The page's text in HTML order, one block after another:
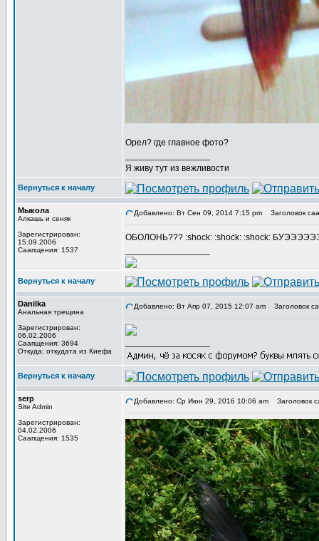
Орел? где главное фото?
Я живу тут из вежливости
Вернуться к началу
Мыкола
Алкашь и сеняк
Зарегистрирован:
15.09.2006
Саапщения: 1537
Добавлено: Вт Сен 09, 2014 7:15 pm Заголовок
ОБОЛОНЬ??? :shock: :shock: :shock:
Вернуться к началу
Danilka
Анальная трещина
Зарегистрирован:
06.02.2006
Саапщения: 3694
Откуда: откудата из Киефа
Добавлено: Вт Апр 07, 2015 12:07 am Заголовок
Вернуться к началу
serp
Site Admin
Зарегистрирован:
04.02.2006
Саапщения: 1535
Добавлено: Ср Июн 29, 2016 10:06 am Заголовок